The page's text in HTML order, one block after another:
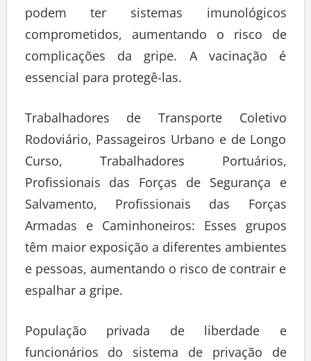
podem ter sistemas imunológicos
comprometidos, aumentando o risco de
complicações da gripe. A vacinação é
essencial para protegê-las.
Trabalhadores de Transporte Coletivo
Rodoviário, Passageiros Urbano e de Longo
Curso, Trabalhadores Portuários,
Profissionais das Forças de Segurança e
Salvamento, Profissionais das Forças
Armadas e Caminhoneiros: Esses grupos
têm maior exposição a diferentes ambientes
e pessoas, aumentando o risco de contrair e
espalhar a gripe.
População privada de liberdade e
funcionários do sistema de privação de